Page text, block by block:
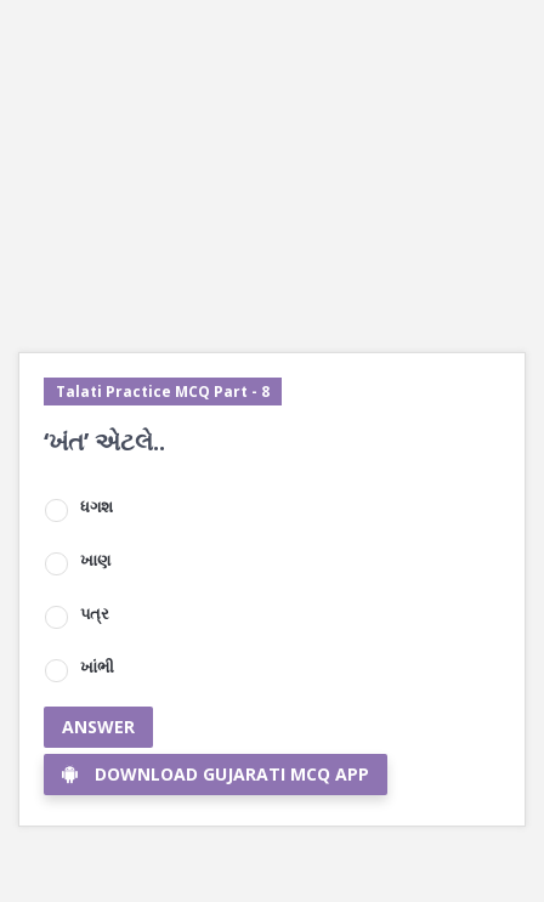
Talati Practice MCQ Part - 8
‘ખંત’ એટલે..
ધગશ
ખાણ
પત્ર
ખાંભી
ANSWER
DOWNLOAD GUJARATI MCQ APP